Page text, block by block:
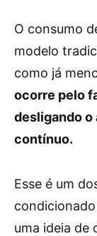
O consumo
modelo
como já
ocorre pelo
desligando o
contínuo.
Esse é um
uma ideia de